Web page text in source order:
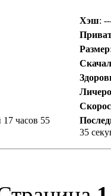
Хэш:
Размер
17 часов 55
35